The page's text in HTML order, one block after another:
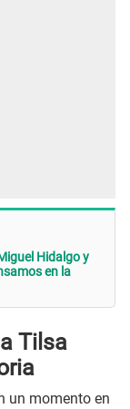
Hidalgo y
en la
Tilsa
un momento en